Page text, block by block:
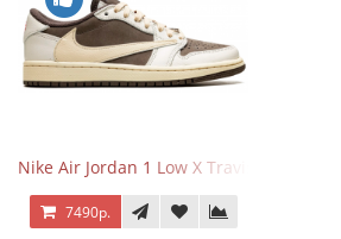
Nike Air Jordan 1 Low X Travis Scott
7490р.